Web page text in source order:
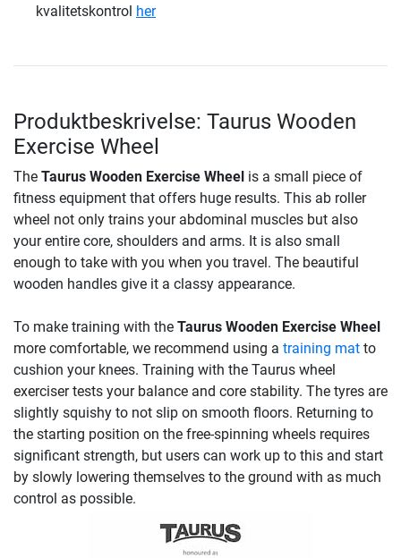
kvalitetskontrol her
Produktbeskrivelse: Taurus Wooden
Exercise Wheel
The Taurus Wooden Exercise Wheel is a small piece of
fitness equipment that offers huge results. This ab roller
wheel not only trains your abdominal muscles but also
your entire core, shoulders and arms. It is also small
enough to take with you when you travel. The beautiful
wooden handles give it a classy appearance.
To make training with the Taurus Wooden Exercise Wheel
more comfortable, we recommend using a training mat to
cushion your knees. Training with the Taurus wheel
exerciser tests your balance and core stability. The tyres are
slightly squishy to not slip on smooth floors. Returning to
the starting position on the free-spinning wheels requires
significant strength, but users can work up to this and start
by slowly lowering themselves to the ground with as much
control as possible.